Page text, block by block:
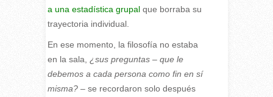
a una estadística grupalque borraba su
trayectoria individual.
En ese momento, la filosofía no estaba
en la sala,
¿sus preguntas – que le
debemos a cada persona como fin en sí
misma? –se recordaron solo después